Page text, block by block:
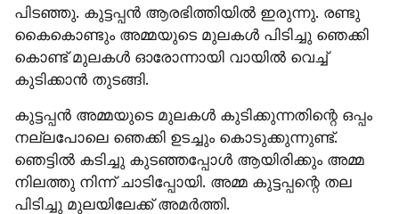
പിടഞ്ഞു. കുട്ടപ്പൻ ആരഭിത്തിയിൽ ഇരുന്നു. രണ്ടു
കൈകൊണ്ടും അമ്മയുടെ മുലകൾ പിടിച്ചു ഞെക്കി
കൊണ്ട് മുലകൾ ഓരോന്നായി വായിൽ വെച്ച്
കുടിക്കാൻ തുടങ്ങി.
കുട്ടപ്പൻ അമ്മയുടെ മുലകൾ കുടിക്കുന്നതിന്റെ ഒപ്പം
നല്ലപോലെ ഞെക്കി ഉടച്ചും കൊടുക്കുന്നുണ്ട്.
ഞെട്ടിൽ കടിച്ചു കുടഞ്ഞപ്പോൾ ആയിരിക്കും അമ്മ
നിലത്തു നിന്ന് ചാടിപ്പോയി. അമ്മ കുട്ടപ്പന്റെ തല
പിടിച്ചു മുലയിലേക്ക് അമർത്തി.